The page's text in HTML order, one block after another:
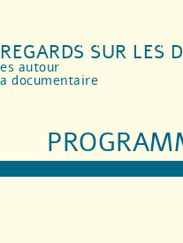
SUR LES
autour
documentaire